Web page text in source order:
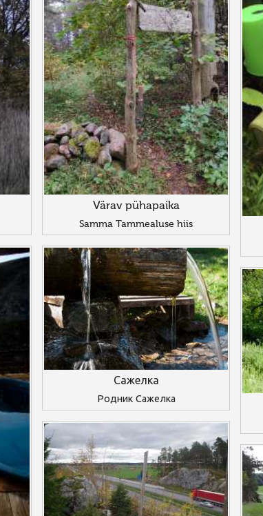
Värav pühapaika
Samma Tammealuse hiis
Сажелка
Родник Сажелка